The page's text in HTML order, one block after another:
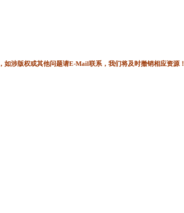
涉版权或其他问题请E-Mail联系，我们将及时撤销相应资源！